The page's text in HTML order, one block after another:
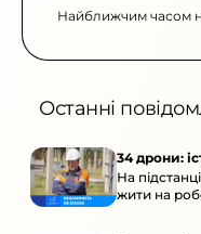
Найближчим часом
Останні
34 дрони:
На
жити на